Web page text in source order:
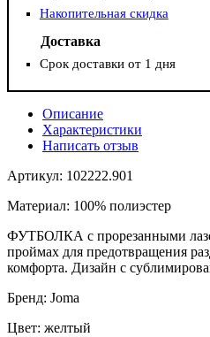
Накопительная скидка
Доставка
Срок доставки от 1 дня
Описание
Характеристики
Написать отзыв
Артикул: 102222.901
Материал: 100% полиэстер
ФУТБОЛКА с прорезанными
проймах для предотвращения
комфорта. Дизайн с
Бренд: Joma
Цвет: желтый